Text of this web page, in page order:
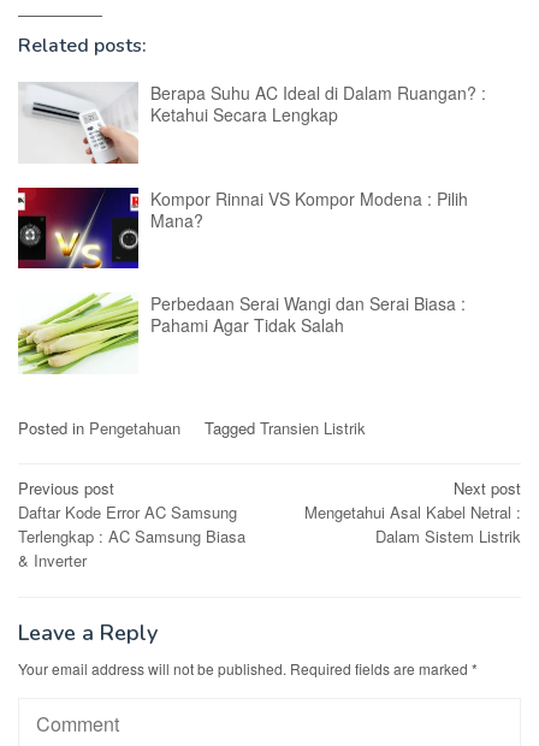
Related posts:
Berapa Suhu AC Ideal di Dalam Ruangan? :
Ketahui Secara Lengkap
Kompor Rinnai VS Kompor Modena : Pilih
Mana?
Perbedaan Serai Wangi dan Serai Biasa :
Pahami Agar Tidak Salah
Posted in Pengetahuan Tagged Transien Listrik
Post
navigation
Previous post
Daftar Kode Error AC Samsung
Terlengkap : AC Samsung Biasa
& Inverter
Next post
Mengetahui Asal Kabel Netral :
Dalam Sistem Listrik
Leave a Reply
Your email address will not be published. Required fields are marked *